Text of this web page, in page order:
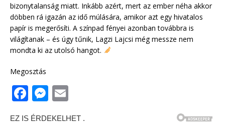
bizonytalanság miatt. Inkább azért, mert az ember néha akkor
döbben rá igazán az idő múlására, amikor azt egy hivatalos
papír is megerősíti. A színpad fényei azonban továbbra is
világítanak – és úgy tűnik, Lagzi Lajcsi még messze nem
mondta ki az utolsó hangot.
Megosztás
F
a
M